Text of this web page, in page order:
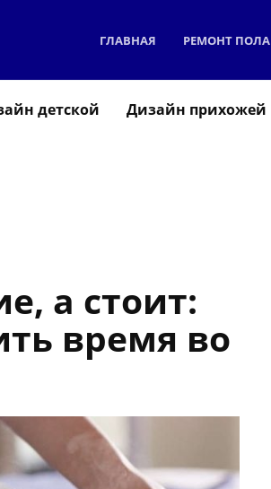
ГЛАВНАЯ РЕМОНТ ПОЛА
детской Дизайн прихожей
а стоит:
время во